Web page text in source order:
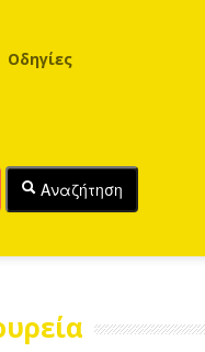
Οδηγίες
Αναζήτηση